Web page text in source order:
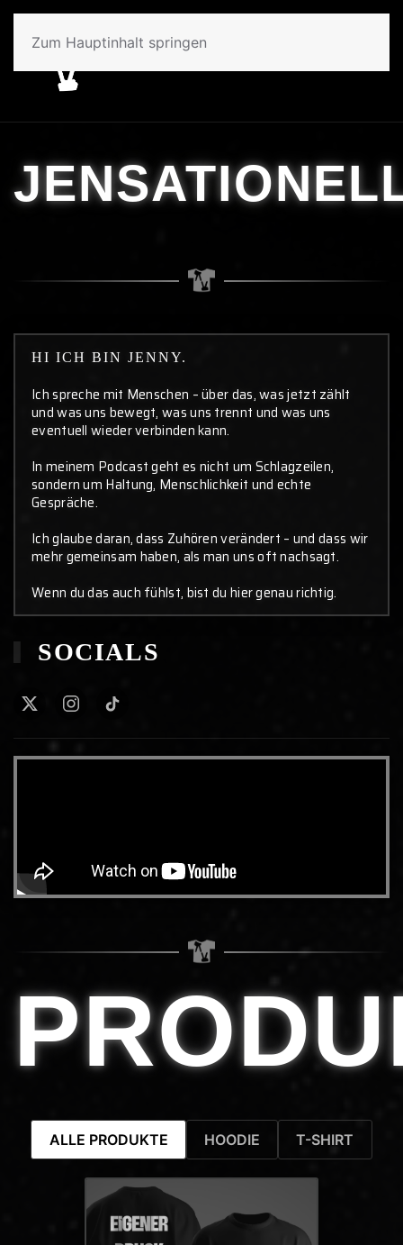
Zum Hauptinhalt springen
HI ICH BIN JENNY.
Ich spreche mit Menschen – über das, was jetzt zählt
und was uns bewegt, was uns trennt und was uns
eventuell wieder verbinden kann.
In meinem Podcast geht es nicht um Schlagzeilen,
sondern um Haltung, Menschlichkeit und echte
Gespräche.
Ich glaube daran, dass Zuhören verändert – und dass wir
mehr gemeinsam haben, als man uns oft nachsagt.
Wenn du das auch fühlst, bist du hier genau richtig.
SOCIALS
ALLE PRODUKTE HOODIE T-SHIRT